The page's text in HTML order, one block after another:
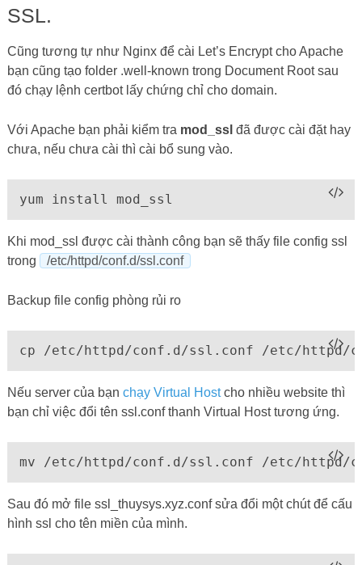
SSL.
Cũng tương tự như Nginx để cài Let’s Encrypt cho Apache
bạn cũng tạo folder .well-known trong Document Root sau
đó chạy lệnh certbot lấy chứng chỉ cho domain.
Với Apache bạn phải kiểm tra mod_ssl đã được cài đặt hay
chưa, nếu chưa cài thì cài bổ sung vào.
yum install mod_ssl
Khi mod_ssl được cài thành công bạn sẽ thấy file config ssl
trong
/etc/httpd/conf.d/ssl.conf
Backup file config phòng rủi ro
cp /etc/httpd/conf.d/ssl.conf /etc/httpd/
Nếu server của bạn chạy Virtual Hostcho nhiều website thì
bạn chỉ việc đổi tên ssl.conf thanh Virtual Host tương ứng.
mv /etc/httpd/conf.d/ssl.conf /etc/httpd/
Sau đó mở file ssl_thuysys.xyz.conf sửa đổi một chút để cấu
hình ssl cho tên miền của mình.